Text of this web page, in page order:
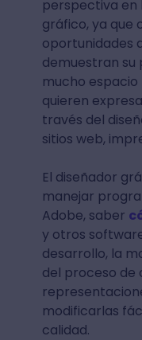
perspectiva en
gráfico, ya que
oportunidades
demuestran su
mucho
quieren
través del
sitios web,
El diseñador
manejar
Adobe, saber
y otros
desarrollo, la
del proceso de
modificarlas
calidad.